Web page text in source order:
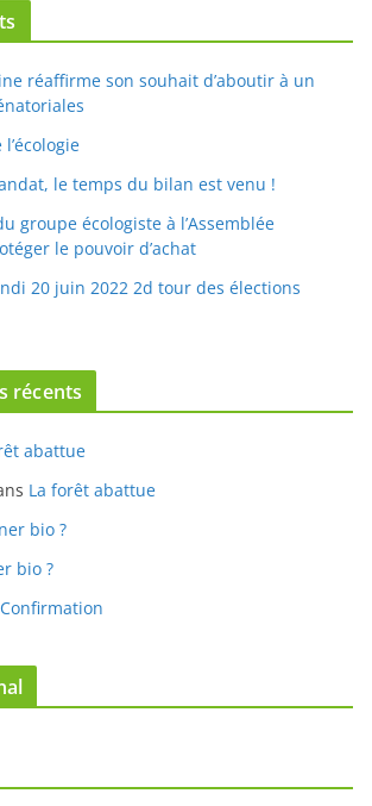
réaffirme son souhait d’aboutir à un
le temps du bilan est venu !
groupe écologiste à l’Assemblée
le pouvoir d’achat
20 juin 2022 2d tour des élections
récents
abattue
La forêt abattue
bio ?
bio ?
Confirmation